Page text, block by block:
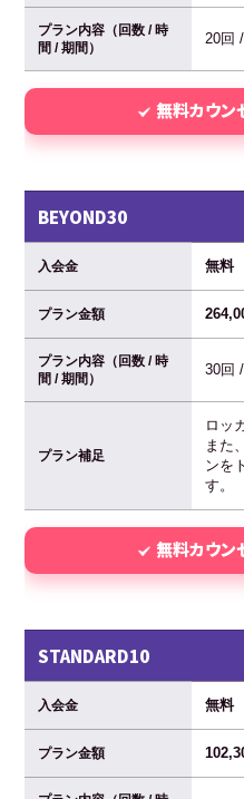
プラン内容（回数 / 時
間 / 期間）
20回
無料カウン
BEYOND30
入会金 無料
プラン金額
プラン内容（回数 / 時
間 / 期間）
30回
プラン補足
ロッ
また
ンを
す。
無料カウン
STANDARD10
入会金 無料
プラン金額